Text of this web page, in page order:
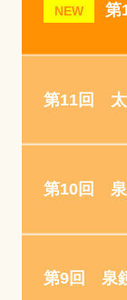
NEW 第
第11回 太
第10回 泉
第9回 泉